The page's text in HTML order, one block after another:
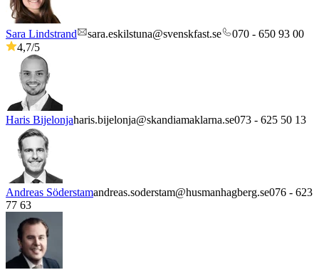
Sara Lindstrand sara.eskilstuna@svenskfast.se
070 - 650 93 00
4,7/5
Haris Bijelonjaharis.bijelonja@skandiamaklarna.se073 - 625 50 13
Andreas Söderstamandreas.soderstam@husmanhagberg.se076 - 623
77 63